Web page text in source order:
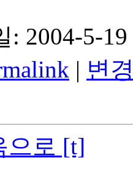
: 2004-5-
| 변
으로 [t]